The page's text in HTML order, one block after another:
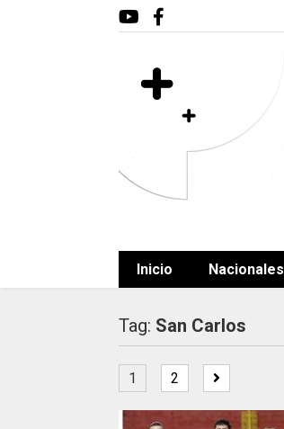
Inicio Nacionales
Tag: San Carlos
1 2